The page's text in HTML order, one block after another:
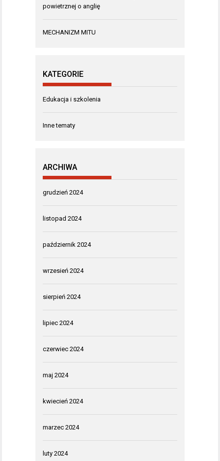
powietrznej o anglię
MECHANIZM MITU
KATEGORIE
Edukacja i szkolenia
Inne tematy
ARCHIWA
grudzień 2024
listopad 2024
październik 2024
wrzesień 2024
sierpień 2024
lipiec 2024
czerwiec 2024
maj 2024
kwiecień 2024
marzec 2024
luty 2024